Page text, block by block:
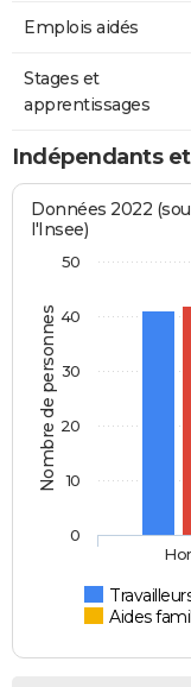
Emplois aidés
Stages et
apprentissages
Indépendants
Nombre de personnes
Données 2022
l'Insee)
Aides
0
10
20
30
40
50